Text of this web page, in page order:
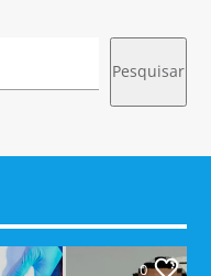
Pesquisar
0